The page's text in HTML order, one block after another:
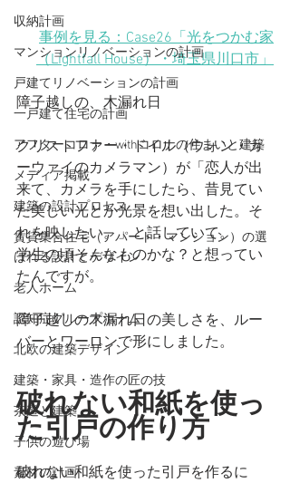
収納計画
マンションリノベーションの計画
戸建てリノベーションの計画
一戸建て住宅の計画
アフターコロナ・withコロナの住まいと建築
メディア掲載
建築の設計プロセス
賃貸集合住宅（アパート・マンション）の選
ばれる設計とデザイン
老人ホーム
認知症グループホーム
北欧の建築デザイン
建築・家具・造作の匠の技
茶道と建築
子供の遊び場
素材の計画
事例を見る：Case26「光をつかむ家
（Lightfall House）・埼玉県川口市 」
障子越しの、木漏れ日
クリストファー・ドイル（ウォン・カ
ーウァイのカメラマン）が「恋人が出
来て、カメラを手にしたら、昔見てい
た美しい光とか光景を想い出した。そ
れを映したい。」と話していて。
学生の頃そんなものかな？と想ってい
たんですが。
障子越しの木漏れ日の美しさを、ルー
バーとワーロンで形にしました。
破れない和紙を使っ
た引戸の作り方
破れない和紙を使った引戸を作るに